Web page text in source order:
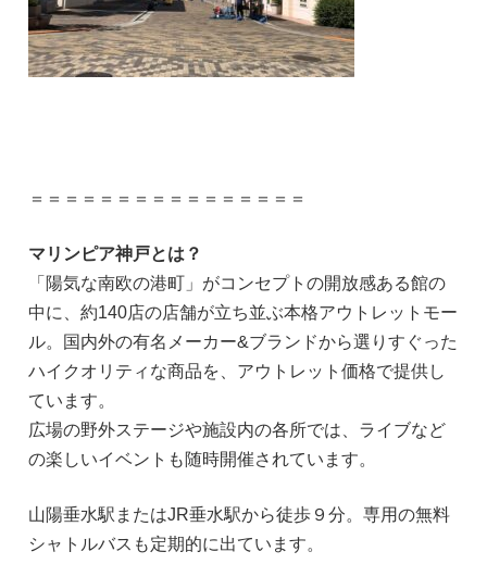
＝＝＝＝＝＝＝＝＝＝＝＝＝＝＝＝
マリンピア神戸とは？
「陽気な南欧の港町」がコンセプトの開放感ある館の
中に、約140店の店舗が立ち並ぶ本格アウトレットモー
ル。国内外の有名メーカー&ブランドから選りすぐった
ハイクオリティな商品を、アウトレット価格で提供し
ています。
広場の野外ステージや施設内の各所では、ライブなど
の楽しいイベントも随時開催されています。
山陽垂水駅またはJR垂水駅から徒歩９分。専用の無料
シャトルバスも定期的に出ています。